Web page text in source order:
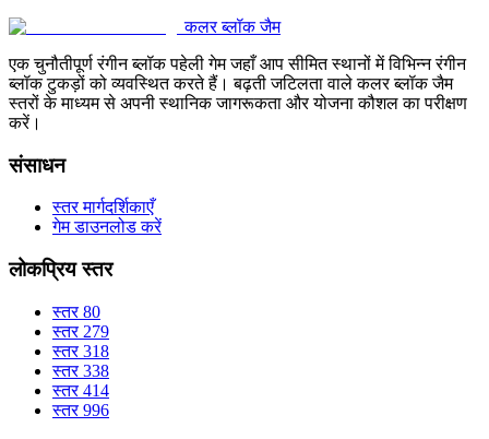
कलर ब्लॉक जैम
एक चुनौतीपूर्ण रंगीन ब्लॉक पहेली गेम जहाँ आप सीमित स्थानों में विभिन्न रंगीन
ब्लॉक टुकड़ों को व्यवस्थित करते हैं। बढ़ती जटिलता वाले कलर ब्लॉक जैम
स्तरों के माध्यम से अपनी स्थानिक जागरूकता और योजना कौशल का परीक्षण
करें।
संसाधन
स्तर मार्गदर्शिकाएँ
गेम डाउनलोड करें
लोकप्रिय स्तर
स्तर 80
स्तर 279
स्तर 318
स्तर 338
स्तर 414
स्तर 996